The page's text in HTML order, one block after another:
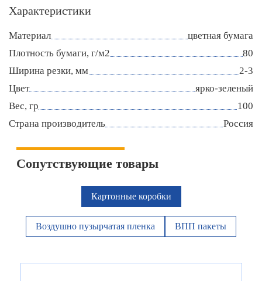
Характеристики
Материал
цветная бумага
Плотность бумаги, г/м2
80
Ширина резки, мм
2-3
Цвет
ярко-зеленый
Вес, гр
100
Страна производитель
Россия
Сопутствующие товары
Картонные коробки
Воздушно пузырчатая пленка ВПП пакеты